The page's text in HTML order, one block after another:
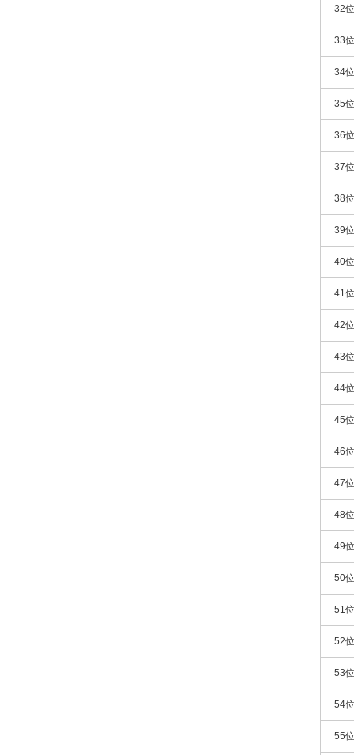
32位
33位
34位
35位
36位
37位
38位
39位
40位
41位
42位
43位
44位
45位
46位
47位
48位
49位
50位
51位
52位
53位
54位
55位